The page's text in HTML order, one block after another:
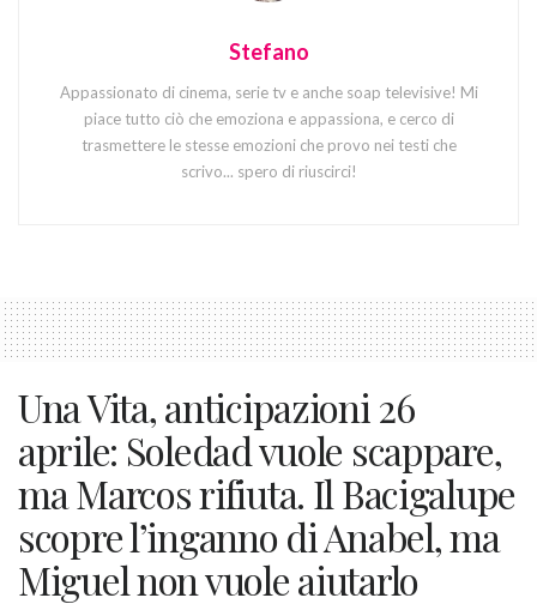
Stefano
Appassionato di cinema, serie tv e anche soap televisive! Mi
piace tutto ciò che emoziona e appassiona, e cerco di
trasmettere le stesse emozioni che provo nei testi che
scrivo... spero di riuscirci!
Una Vita, anticipazioni 26
aprile: Soledad vuole scappare,
ma Marcos rifiuta. Il Bacigalupe
scopre l’inganno di Anabel, ma
Miguel non vuole aiutarlo